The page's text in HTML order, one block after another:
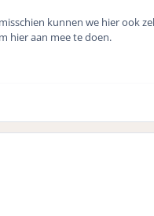
kunnen we hier ook
hier aan mee te doen.